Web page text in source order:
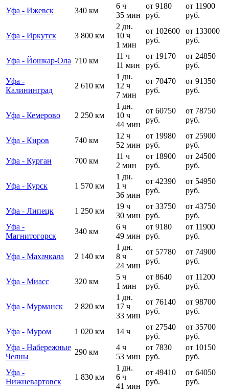
Уфа - Ижевск
340 км
6 ч
35 мин
от 9180
руб.
от 11900
руб.
Уфа - Иркутск 3 800 км
2 дн.
10 ч
1 мин
от 102600
руб.
от 133000
руб.
Уфа - Йошкар-Ола 710 км
11 ч
11 мин
от 19170
руб.
от 24850
руб.
Уфа -
Калининград
2 610 км
1 дн.
12 ч
7 мин
от 70470
руб.
от 91350
руб.
Уфа - Кемерово 2 250 км
1 дн.
10 ч
44 мин
от 60750
руб.
от 78750
руб.
Уфа - Киров 740 км
12 ч
52 мин
от 19980
руб.
от 25900
руб.
Уфа - Курган
700 км
11 ч
2 мин
от 18900
руб.
от 24500
руб.
Уфа - Курск 1 570 км
1 дн.
1 ч
36 мин
от 42390
руб.
от 54950
руб.
Уфа - Липецк 1 250 км
19 ч
30 мин
от 33750
руб.
от 43750
руб.
Уфа -
Магнитогорск
340 км
6 ч
49 мин
от 9180
руб.
от 11900
руб.
Уфа - Махачкала 2 140 км
1 дн.
8 ч
24 мин
от 57780
руб.
от 74900
руб.
Уфа - Миасс 320 км
5 ч
1 мин
от 8640
руб.
от 11200
руб.
Уфа - Мурманск 2 820 км
1 дн.
17 ч
33 мин
от 76140
руб.
от 98700
руб.
Уфа - Муром 1 020 км 14 ч
от 27540
руб.
от 35700
руб.
Уфа - Набережные
Челны
290 км
4 ч
53 мин
от 7830
руб.
от 10150
руб.
Уфа -
Нижневартовск
1 830 км
1 дн.
6 ч
41 мин
от 49410
руб.
от 64050
руб.